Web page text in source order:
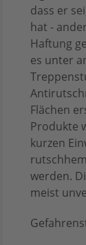
dass er
hat -
Haftung
es unter
Flächen
Produkte
kurzen
werden.
meist